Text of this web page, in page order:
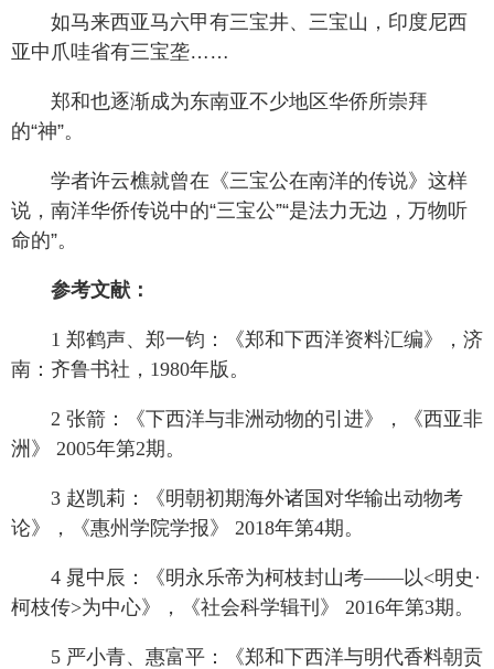
如马来西亚马六甲有三宝井、三宝山，印度尼西
亚中爪哇省有三宝垄……
郑和也逐渐成为东南亚不少地区华侨所崇拜
的“神”。
学者许云樵就曾在《三宝公在南洋的传说》这样
说，南洋华侨传说中的“三宝公”“是法力无边，万物听
命的”。
参考文献：
1 郑鹤声、郑一钧：《郑和下西洋资料汇编》，济
南：齐鲁书社，1980年版。
2 张箭：《下西洋与非洲动物的引进》，《西亚非
洲》 2005年第2期。
3 赵凯莉：《明朝初期海外诸国对华输出动物考
论》，《惠州学院学报》 2018年第4期。
4 晁中辰：《明永乐帝为柯枝封山考——以<明史·
柯枝传>为中心》，《社会科学辑刊》 2016年第3期。
5 严小青、惠富平：《郑和下西洋与明代香料朝贡